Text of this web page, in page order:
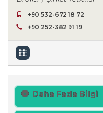
+90 532-672 18 72
+90 252-382 91 19
Daha Fazla Bilgi